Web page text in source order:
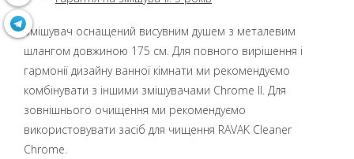
Змішувач оснащений висувним душем з металевим
шлангом довжиною 175 см. Для повного вирішення і
гармонії дизайну ванної кімнати ми рекомендуємо
комбінувати з іншими змішувачами Chrome II. Для
зовнішнього очищення ми рекомендуємо
використовувати засіб для чищення RAVAK Cleaner
Chrome.